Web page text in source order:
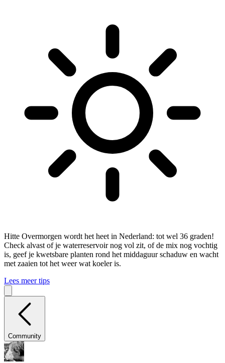
Hitte Overmorgen wordt het heet in Nederland: tot wel 36 graden!
Check alvast of je waterreservoir nog vol zit, of de mix nog vochtig
is, geef je kwetsbare planten rond het middaguur schaduw en wacht
met zaaien tot het weer wat koeler is.
Lees meer tips
Community